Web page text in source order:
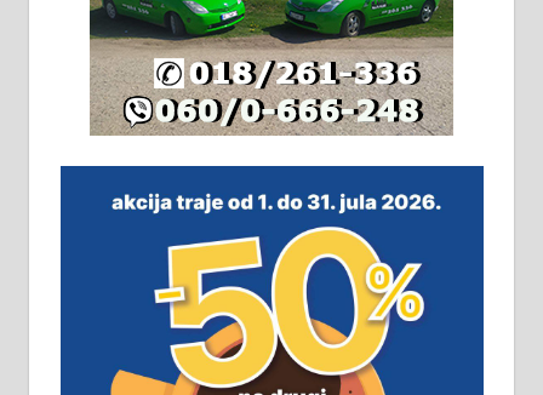
Издајем комплетно опремљену
халу на Житковачком путу, на
плацу површине око 7 ари.
064/321-80-51; 063/102-35-25
На продају легализована, нова,
м2 са плацем од 8 ари у Зеленом
виру у Алексинцу. Могућа
замена. 064/21-63-584
ПОСЛОВНИ ОГЛАСИ